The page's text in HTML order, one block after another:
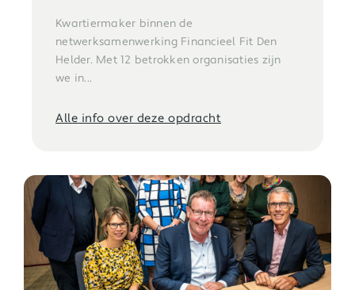
Kwartiermaker binnen de
netwerksamenwerking Financieel Fit Den
Helder. Met 12 betrokken organisaties zijn
we in...
Alle info over deze opdracht